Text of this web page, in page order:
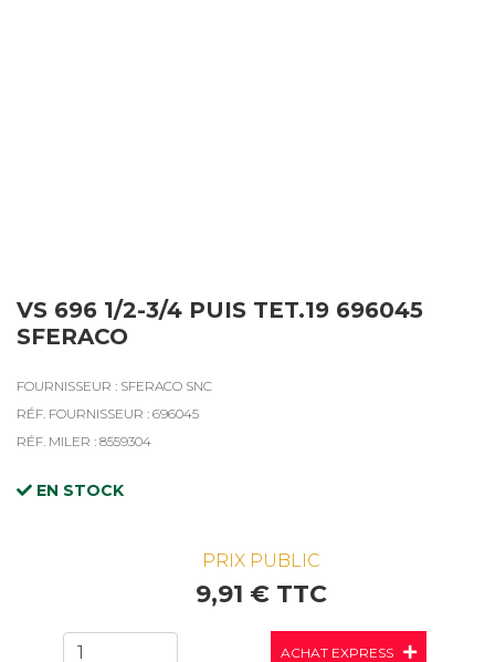
VS 696 1/2-3/4 PUIS TET.19 696045
SFERACO
FOURNISSEUR : SFERACO SNC
RÉF. FOURNISSEUR : 696045
RÉF. MILER : 8559304
EN STOCK
PRIX PUBLIC
9,91 € TTC
ACHAT EXPRESS